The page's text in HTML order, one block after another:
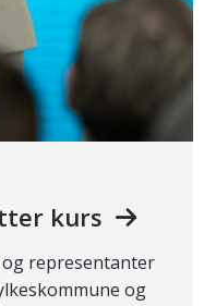
kurs
representanter
og